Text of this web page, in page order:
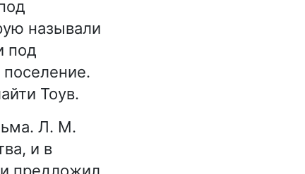
называли
под
Тоув.
Л. М.
и в
предложил